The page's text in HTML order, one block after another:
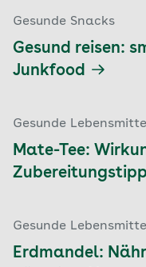
Gesunde Snacks
Gesund reisen:
Junkfood
Gesunde
Mate-Tee:
Gesunde
Erdmandel: